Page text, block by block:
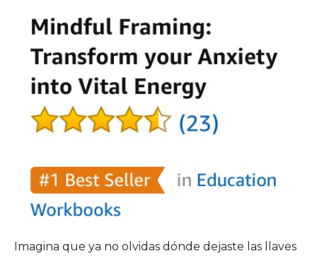
Imagina que ya no olvidas dónde dejaste las llaves